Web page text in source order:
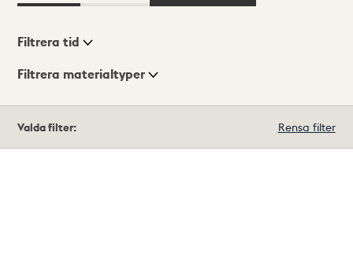
Visningsläge
Filtrera tid
Filtrera materialtyper
träffar
Valda filter: Rensa filter